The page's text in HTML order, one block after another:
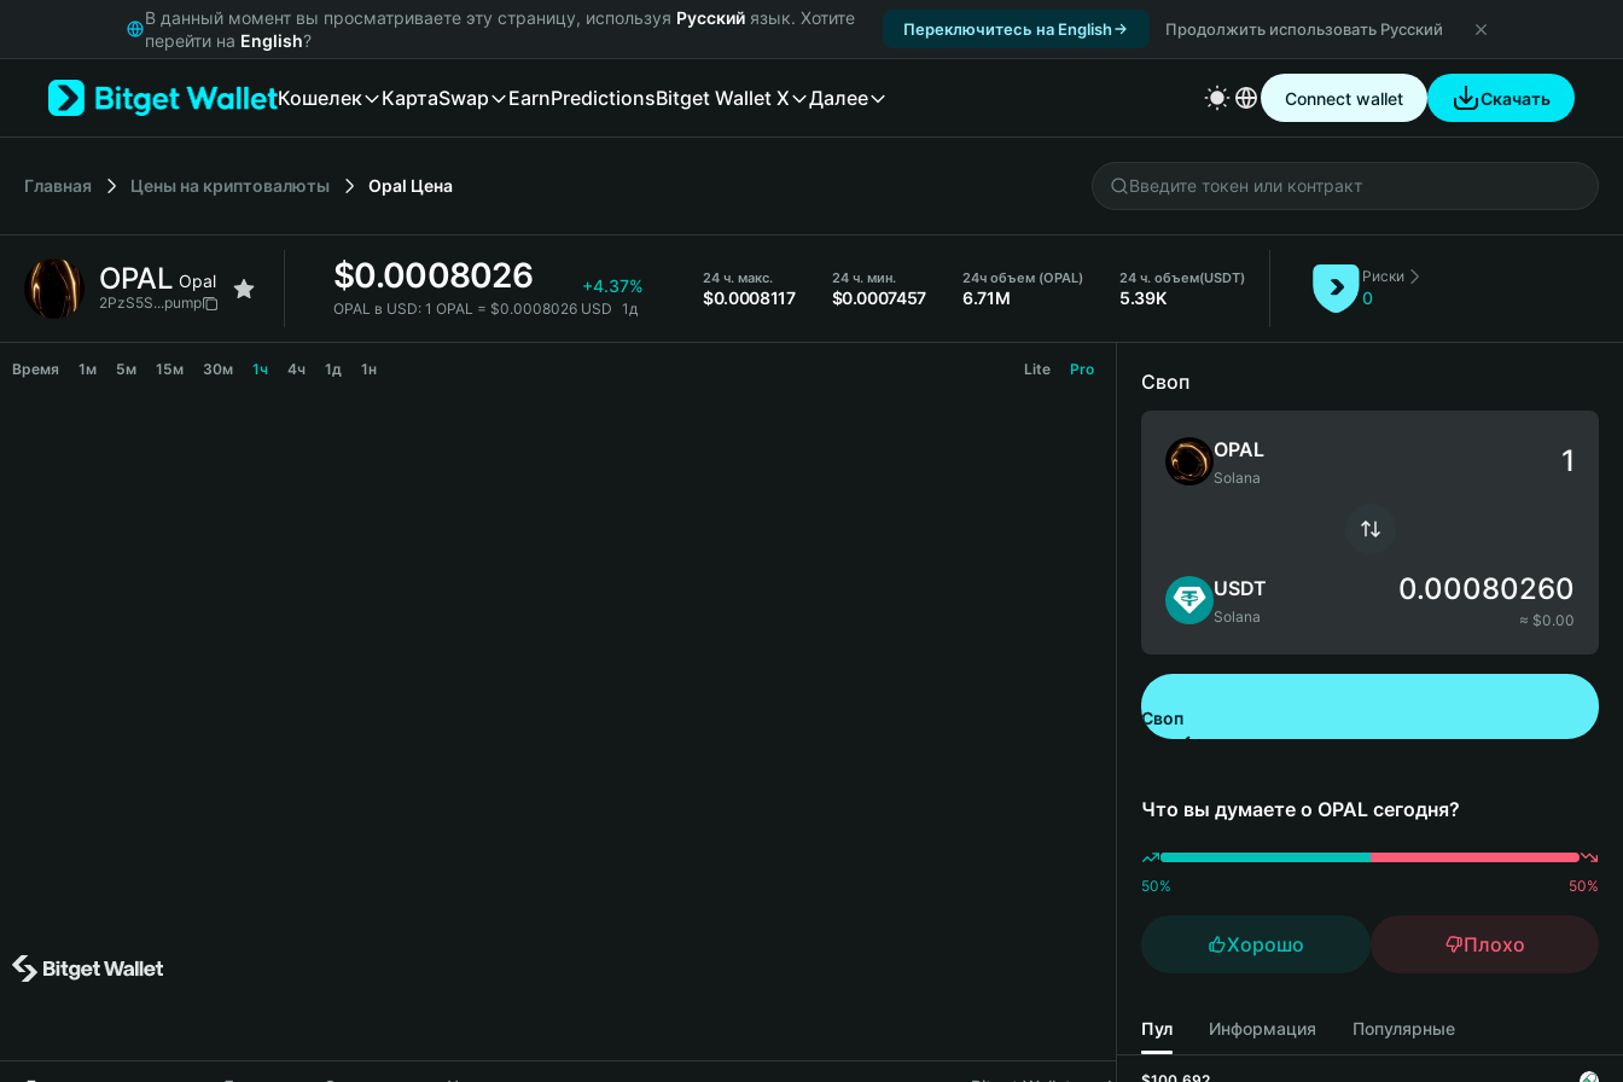
Русский
Italiano
简体中文
繁體中文
Bahasa Indonesia
В данный момент вы просматриваете эту страницу, используя Русский язык. Хотите
перейти на English?
Переключитесь на English Продолжить использовать Русский
Кошелек КартаSwap EarnPredictionsBitget Wallet X Далее Connect wallet Скачать
Главная Цены на криптовалюты Opal Цена
OPAL Opal
2PzS5S...pump
$0.0008026 +4.37%
OPAL в USD: 1 OPAL = $0.0008026 USD 1д
24 ч. макс.
$0.0008117
24 ч. мин.
$0.0007457
24ч объем (OPAL)
6.71M
24 ч. объем(USDT)
5.39K
Риски
0
Время 1м 5м 15м 30м 1ч 4ч 1д 1н Lite Pro
Своп
OPAL
Solana
USDT
Solana
0.00080260
≈ $0.00
Своп
Что вы думаете о OPAL сегодня?
50% 50%
Хорошо Плохо
Пул Информация Популярные